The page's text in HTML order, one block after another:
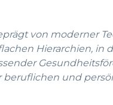
von moderner
Hierarchien, in
beruflichen und